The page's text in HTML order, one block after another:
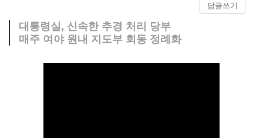
답글쓰기
대통령실, 신속한 추경 처리 당부
매주 여야 원내 지도부 회동 정례화